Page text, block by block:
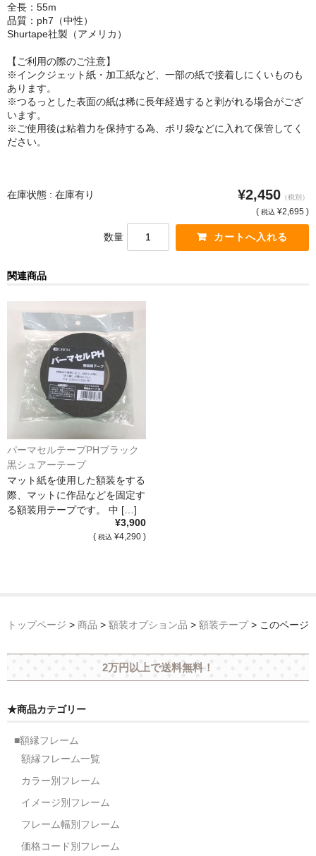
アートポスター一覧
Instagram紹介商品
エンゾ・マーリ【Enzo Mari】
ダネーゼ【DANESE MILANO】
フォトアートポスター
Folon
額装品
アンリ・マティス額装
カッズミイダ×手塚治虫額装
スペイン製アートポスター額装
フランス製モノクロフォト額装
Classic Pooh額装
セール
お買物ガイド
お問い合わせフォーム
ショップ
For overseas customers
サイトマップ
全長：55m
品質：ph7（中性）
Shurtape社製（アメリカ）
【ご利用の際のご注意】
※インクジェット紙・加工紙など、一部の紙で接着しにくいものも
あります。
※つるっとした表面の紙は稀に長年経過すると剥がれる場合がござ
います。
※ご使用後は粘着力を保持する為、ポリ袋などに入れて保管してく
ださい。
在庫状態 : 在庫有り ¥2,450 （税別）
( 税込 ¥2,695 )
数量
関連商品
パーマセルテープPHブラック
黒シュアーテープ
マット紙を使用した額装をする
際、マットに作品などを固定す
る額装用テープです。 中 […]
¥3,900
( 税込 ¥4,290 )
トップページ > 商品 > 額装オプション品 > 額装テープ> このページ
2万円以上で送料無料！
★商品カテゴリー
■額縁フレーム
額縁フレーム一覧
カラー別フレーム
イメージ別フレーム
フレーム幅別フレーム
価格コード別フレーム